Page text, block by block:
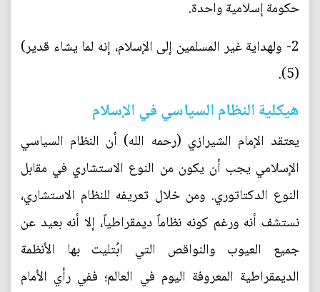
حكومة إسلامية واحدة.
2- ولهداية غير المسلمين إلى الإسلام، إنه لما يشاء قدير)
(5).
هيكلية النظام السياسي في الإسلام
يعتقد الإمام الشيرازي (رحمه الله) أن النظام السياسي
الإسلامي يجب أن يكون من النوع الاستشاري في مقابل
النوع الدكتاتوري. ومن خلال تعريفه للنظام الاستشاري،
نستشف أنه ورغم كونه نظاماً ديمقراطياً، إلا أنه بعيد عن
جميع العيوب والنواقص التي ابُتليت بها الأنظمة
الديمقراطية المعروفة اليوم في العالم؛ ففي رأي الأمام